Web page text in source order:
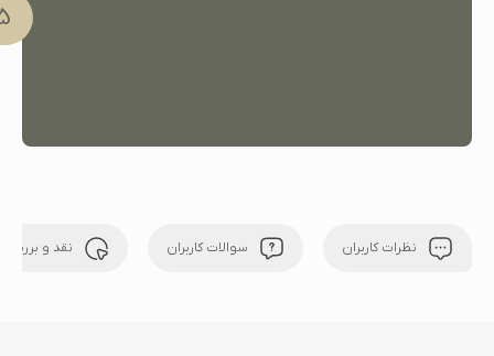
نظرات کاربران سوالات کاربران نقد و بررسی